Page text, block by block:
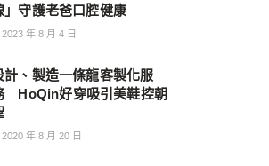
」守護老爸口腔健康
2023 年 8 月 4 日
計、製造一條龍客製化服
HoQin好穿吸引美鞋控朝
2020 年 8 月 20 日